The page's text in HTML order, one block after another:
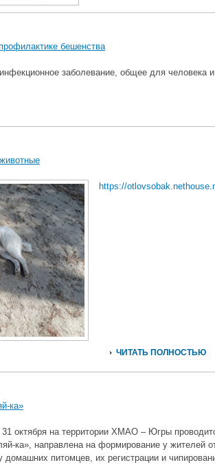
бешенства
заболевание, общее для человека
https://
ЧИТАТЬ ПОЛНОСТЬЮ
ка»
октября на территории ХМАО – Югры
ка», направлена на формирование у жителей
домашних питомцев, их регистрации и